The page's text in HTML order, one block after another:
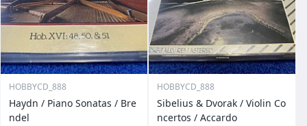
HOBBYCD_888
Haydn / Piano Sonatas / Bre
ndel
HOBBYCD_888
Sibelius & Dvorak / Violin Co
ncertos / Accardo